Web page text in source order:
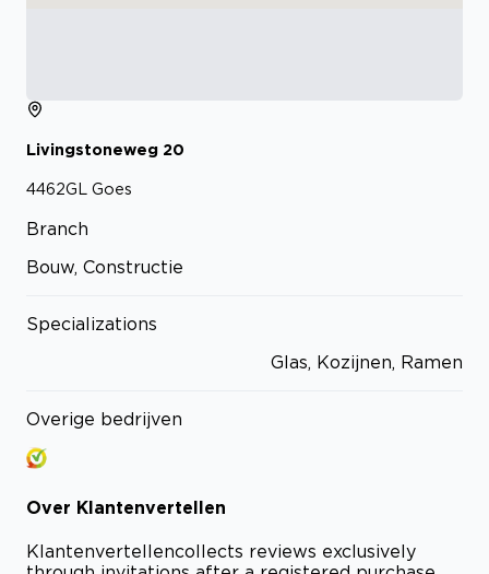
Livingstoneweg 20
4462GL Goes
Branch
Bouw, Constructie
Specializations
Glas, Kozijnen, Ramen
Overige bedrijven
Over Klantenvertellen
Klantenvertellencollects reviews exclusively